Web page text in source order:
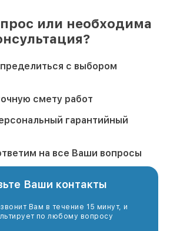
или необходима
с выбором
смету работ
гарантийный
на все Ваши вопросы
Ваши контакты
Вам в течение 15 минут, и
по любому вопросу